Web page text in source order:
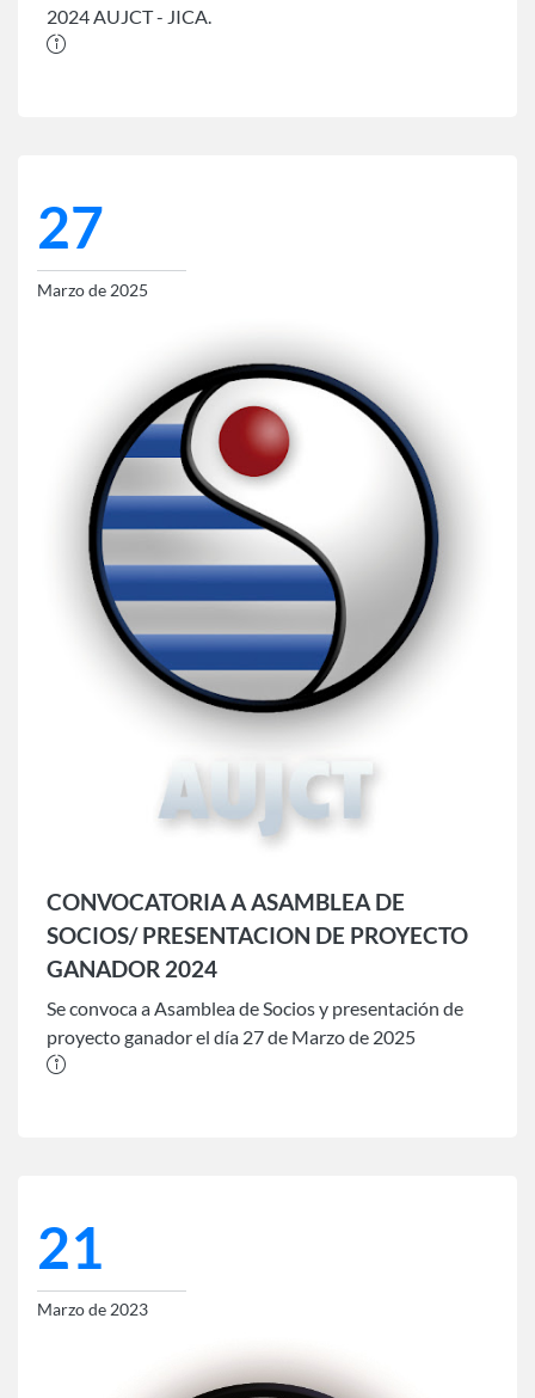
2024 AUJCT - JICA.
27
Marzo de 2025
CONVOCATORIA A ASAMBLEA DE
SOCIOS/ PRESENTACION DE PROYECTO
GANADOR 2024
Se convoca a Asamblea de Socios y presentación de
proyecto ganador el día 27 de Marzo de 2025
21
Marzo de 2023